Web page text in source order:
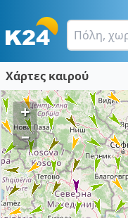
Χάρτες καιρού
+
–